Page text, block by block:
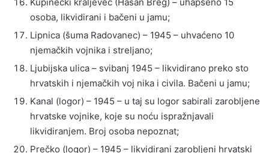
osoba, likvidirani i bačeni u jamu;
Lipnica (šuma Radovanec) – 1945 – uhvaćeno 10
njemačkih vojnika i streljano;
Ljubijska ulica – svibanj 1945 – likvidirano preko sto
hrvatskih i njemačkih voj nika i civila. Bačeni u jamu;
Kanal (logor) – 1945 – u taj su logor sabirali zarobljene
hrvatske vojnike, koje su noću ispražnjavali
likvidiranjem. Broj osoba nepoznat;
Prečko (logor) – 1945 – likvidirani zarobljeni hrvatski